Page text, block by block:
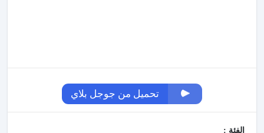
تحميل من جوجل بلاي
الفئة :